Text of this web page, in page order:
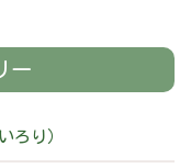
ー
ろり）